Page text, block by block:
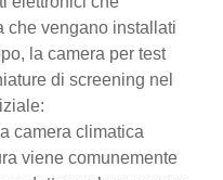
che vengano installati
la camera per test
di screening nel
camera climatica
viene comunemente